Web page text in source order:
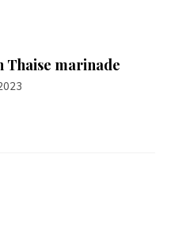
Thaise marinade